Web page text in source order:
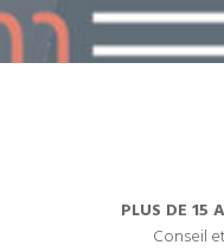
PLUS DE 15
Conseil